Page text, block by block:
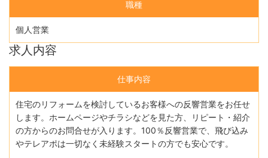
職種
個人営業
求人内容
仕事内容
住宅のリフォームを検討しているお客様への反響営業をお任せ
します。ホームページやチラシなどを見た方、リピート・紹介
の方からのお問合せが入ります。100％反響営業で、飛び込み
やテレアポは一切なく未経験スタートの方でも安心です。